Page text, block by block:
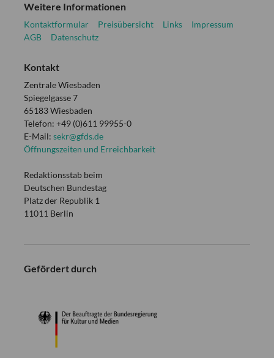
Weitere Informationen
Kontaktformular Preisübersicht Links
Impressum
AGB
Datenschutz
Kontakt
Zentrale Wiesbaden
Spiegelgasse 7
65183 Wiesbaden
Telefon: +49 (0)611 99955-0
E-Mail: sekr@gfds.de
Öffnungszeiten und Erreichbarkeit
Redaktionsstab beim
Deutschen Bundestag
Platz der Republik 1
11011 Berlin
Gefördert durch